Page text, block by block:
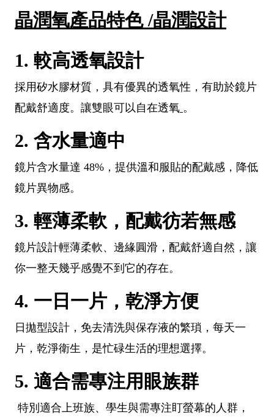
晶潤氧產品特色 /晶潤設計
1. 較高透氧設計
採用矽水膠材質，具有優異的透氧性，有助於鏡片
配戴舒適度。讓雙眼可以自在透氧 。
2. 含水量適中
鏡片含水量達 48%，提供溫和服貼的配戴感，降低
鏡片異物感。
3. 輕薄柔軟，配戴彷若無感
鏡片設計輕薄柔軟、邊緣圓滑，配戴舒適自然，讓
你一整天幾乎感覺不到它的存在。
4. 一日一片，乾淨方便
日拋型設計，免去清洗與保存液的繁瑣，每天一
片，乾淨衛生，是忙碌生活的理想選擇。
5. 適合需專注用眼族群
特別適合上班族、學生與需專注盯螢幕的人群，